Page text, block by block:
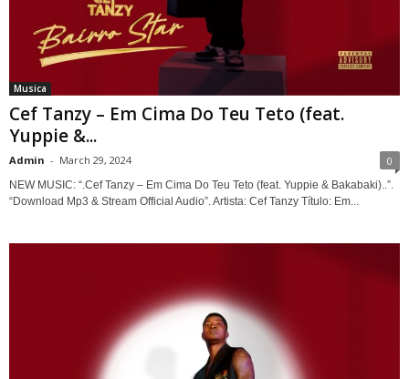
Musica
Cef Tanzy – Em Cima Do Teu Teto (feat.
Yuppie &...
Admin - March 29, 2024 0
NEW MUSIC: “.Cef Tanzy – Em Cima Do Teu Teto (feat. Yuppie & Bakabaki)..”.
“Download Mp3 & Stream Official Audio”. Artista: Cef Tanzy Título: Em...